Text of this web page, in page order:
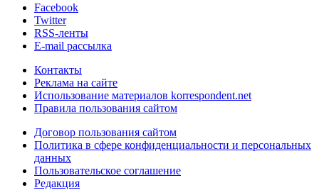
Facebook
Twitter
RSS-ленты
E-mail рассылка
Контакты
Реклама на сайте
Использование материалов korrespondent.net
Правила пользования сайтом
Договор пользования сайтом
Политика в сфере конфиденциальности и персональных
данных
Пользовательское соглашение
Редакция